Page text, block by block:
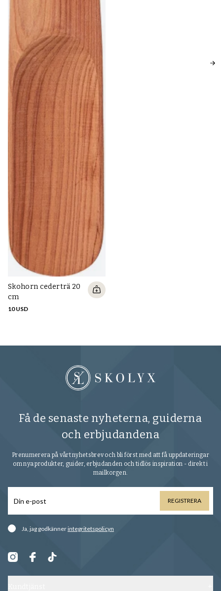
Skohorn cederträ 20
cm
10 USD
Få de senaste nyheterna, guiderna
och erbjudandena
Prenumerera på vårt nyhetsbrev och bli först med att få uppdateringar
om nya produkter, guider, erbjudanden och tidlös inspiration - direkt i
mailkorgen.
REGISTRERA
Ja, jag godkännerintegritetspolicyn